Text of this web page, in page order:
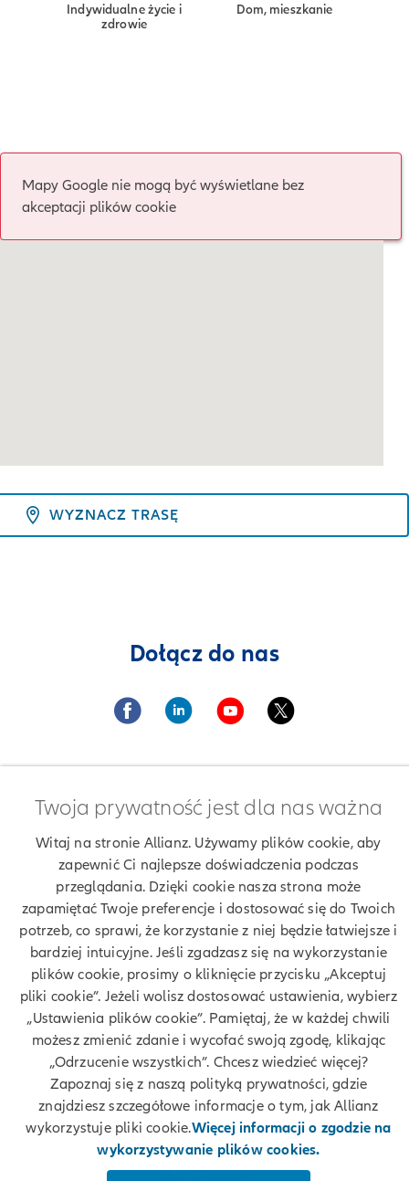
Indywidualne życie i
zdrowie
Dom, mieszkanie
Mapy Google nie mogą być wyświetlane bez
akceptacji plików cookie
WYZNACZ TRASĘ
Dołącz do nas
Twoje dane
Polityka prywatności
Polityka cookies
Bezpieczeństwo
Zastrzeżenia prawne
Kontakt
Znajdź agenta Allianz. Znajdź placówkę Allianz
Ubezpieczenia Allianz Anna Adamczyk
Twoja prywatność jest dla nas ważna
Witaj na stronie Allianz. Używamy plików cookie, aby
zapewnić Ci najlepsze doświadczenia podczas
przeglądania. Dzięki cookie nasza strona może
zapamiętać Twoje preferencje i dostosować się do Twoich
potrzeb, co sprawi, że korzystanie z niej będzie łatwiejsze i
bardziej intuicyjne. Jeśli zgadzasz się na wykorzystanie
plików cookie, prosimy o kliknięcie przycisku „Akceptuj
pliki cookie”. Jeżeli wolisz dostosować ustawienia, wybierz
„Ustawienia plików cookie”. Pamiętaj, że w każdej chwili
możesz zmienić zdanie i wycofać swoją zgodę, klikając
„Odrzucenie wszystkich”. Chcesz wiedzieć więcej?
Zapoznaj się z naszą polityką prywatności, gdzie
znajdziesz szczegółowe informacje o tym, jak Allianz
wykorzystuje pliki cookie.Więcej informacji o zgodzie na
wykorzystywanie plików cookies.